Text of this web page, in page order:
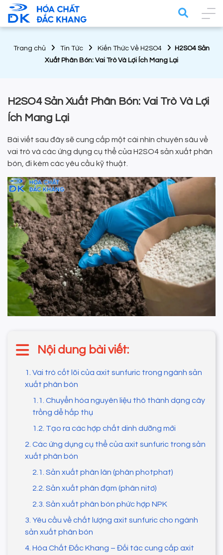
Trang chủ Tin Tức Kiến Thức Về H2SO4
H2SO4 Sản
Xuất Phân Bón: Vai Trò Và Lợi Ích Mang Lại
H2SO4 Sản Xuất Phân Bón: Vai Trò Và Lợi
Ích Mang Lại
Bài viết sau đây sẽ cung cấp một cái nhìn chuyên sâu về
vai trò và các ứng dụng cụ thể của H2SO4 sản xuất phân
bón, đi kèm các yêu cầu kỹ thuật.
Nội dung bài viết:
1. Vai trò cốt lõi của axit sunfuric trong ngành sản
xuất phân bón
1.1. Chuyển hóa nguyên liệu thô thành dạng cây
trồng dễ hấp thụ
1.2. Tạo ra các hợp chất dinh dưỡng mới
2. Các ứng dụng cụ thể của axit sunfuric trong sản
xuất phân bón
2.1. Sản xuất phân lân (phân photphat)
2.2. Sản xuất phân đạm (phân nitơ)
2.3. Sản xuất phân bón phức hợp NPK
3. Yêu cầu về chất lượng axit sunfuric cho ngành
sản xuất phân bón
4. Hóa Chất Đắc Khang – Đối tác cung cấp axit